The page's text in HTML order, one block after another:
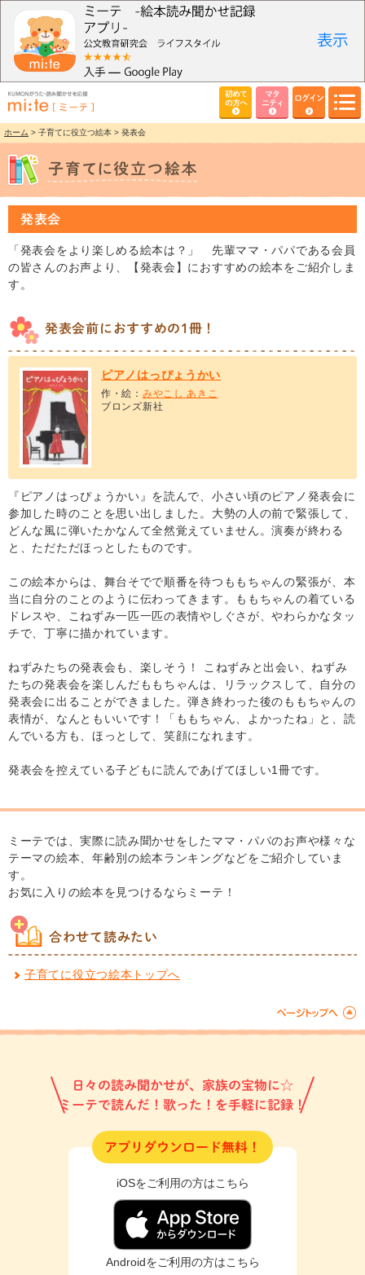
初めて
の方へ
マタ
ニティ
ログイン
ホーム > 子育てに役立つ絵本 > 発表会
発表会
「発表会をより楽しめる絵本は？」 先輩ママ・パパである会員
の皆さんのお声より、【発表会】におすすめの絵本をご紹介しま
す。
発表会前におすすめの1冊！
ピアノはっぴょうかい
作・絵： みやこし あきこ
ブロンズ新社
『ピアノはっぴょうかい』を読んで、小さい頃のピアノ発表会に
参加した時のことを思い出しました。大勢の人の前で緊張して、
どんな風に弾いたかなんて全然覚えていません。演奏が終わる
と、ただただほっとしたものです。
この絵本からは、舞台そでで順番を待つももちゃんの緊張が、本
当に自分のことのように伝わってきます。ももちゃんの着ている
ドレスや、こねずみ一匹一匹の表情やしぐさが、やわらかなタッ
チで、丁寧に描かれています。
ねずみたちの発表会も、楽しそう！ こねずみと出会い、ねずみ
たちの発表会を楽しんだももちゃんは、リラックスして、自分の
発表会に出ることができました。弾き終わった後のももちゃんの
表情が、なんともいいです！「ももちゃん、よかったね」と、読
んでいる方も、ほっとして、笑顔になれます。
発表会を控えている子どもに読んであげてほしい1冊です。
ミーテでは、実際に読み聞かせをしたママ・パパのお声や様々な
テーマの絵本、年齢別の絵本ランキングなどをご紹介していま
す。
お気に入りの絵本を見つけるならミーテ！
合わせて読みたい
子育てに役立つ絵本トップへ
日々の読み聞かせが、家族の宝物に☆
ミーテで読んだ！歌った！を手軽に記録！
アプリダウンロード無料！
iOSをご利用の方はこちら
Androidをご利用の方はこちら